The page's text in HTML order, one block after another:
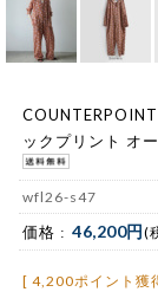
ックプリント オ
wfl26-s47
価格 : 46,200円 (
[ 4,200ポイント獲